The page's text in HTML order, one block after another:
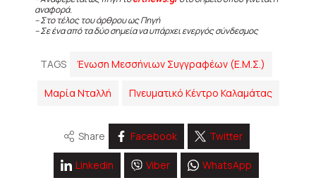
αναφορά.
– Στο τέλος του άρθρου ως Πηγή
– Σε ένα από τα δύο σημεία να υπάρχει ενεργός σύνδεσμος
TAGS Ένωση Μεσσήνιων Συγγραφέων (Ε.Μ.Σ.)
Μαρία Νταλλή Πνευματικό Κέντρο Καλαμάτας
Share Facebook Twitter
Linkedin Viber WhatsApp